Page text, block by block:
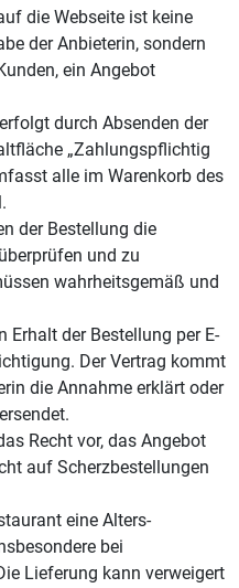
die Webseite ist keine
der Anbieterin, sondern
ein Angebot
durch Absenden der
„Zahlungspflichtig
alle im Warenkorb des
der Bestellung die
und zu
wahrheitsgemäß und
Erhalt der Bestellung per E-
Der Vertrag kommt
die Annahme erklärt oder
Recht vor, das Angebot
auf Scherzbestellungen
eine Alters-
bei
Lieferung kann verweigert